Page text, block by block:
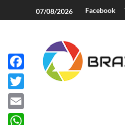
07/08/2026 Facebook
Facebook
Twitter
Email